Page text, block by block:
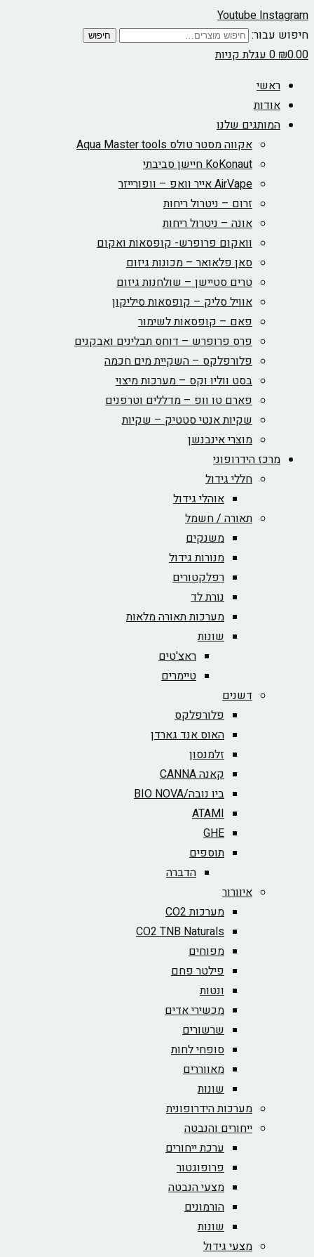
YoutubeInstagram
חיפוש עבור:
חיפוש
₪0.00
0עגלת קניות
ראשי
אודות
המותגים שלנו
אקווה מסטר טולס Aqua Master tools
KoKonaut חיישן סביבתי
AirVape אייר וואפ – וופורייזר
זרום – ניטרול ריחות
אונה – ניטרול ריחות
וואקום פרופרש- קופסאות ואקום
סאן פלאואר – מכונות גיזום
טרים סטיישן – שולחנות גיזום
אוויל סליק – קופסאות סיליקון
פאם – קופסאות לשימור
פרס פרופרש – דוחס תבלינים ואבקנים
פלורפלקס – השקיית מים חכמה
בסט ווליו וקס – מערכות מיצוי
פארם טו וופ – מדללים וטרפנים
שקיות אנטי סטטיק – שקיות
מוצרי אינבנשן
מרכז הידרופוני
חללי גידול
אוהלי גידול
תאורה / חשמל
משנקים
מנורות גידול
רפלקטורים
נורת לד
מערכות תאורה מלאות
שונות
ראצ'טים
טיימרים
דשנים
פלורפלקס
האוס אנד גארדן
זלמנסון
קאנה CANNA
ביו נובה/BIO NOVA‏
ATAMI
GHE
תוספים
הדברה
איוורור
מערכות CO2
CO2 TNB Naturals
מפוחים
פילטר פחם
ונטות
מכשירי אדים
שרשורים
סופחי לחות
מאווררים
שונות
מערכות הידרופונית
ייחורים והנבטה
ערכת ייחורים
פרופוגטור
מצעי הנבטה
הורמונים
שונות
מצעי גידול